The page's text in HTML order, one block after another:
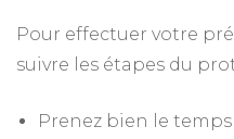
Pour effectuer votre
suivre les étapes du
Prenez bien le